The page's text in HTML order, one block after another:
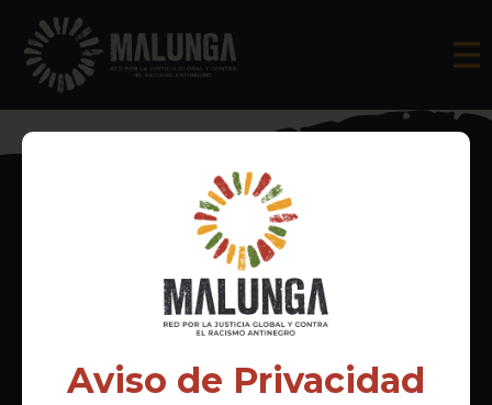
Inscríbete al boletín informativo
Aviso de Privacidad